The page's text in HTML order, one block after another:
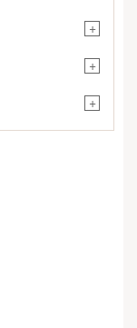
+
+
+